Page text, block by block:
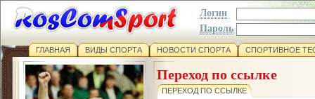
Логин
Пароль
ГЛАВНАЯ ВИДЫ СПОРТА НОВОСТИ СПОРТА СПОРТИВНОЕ
Переход по ссылке
ПЕРЕХОД ПО ССЫЛКЕ